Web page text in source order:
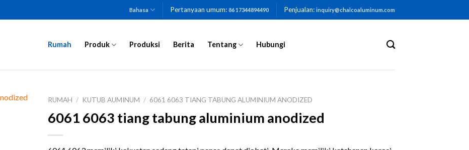
Bahasa Pertanyaan umum: 86 17344894490 Penjualan: inquiry@chalcoaluminum.com
Rumah Produk Produksi Berita Tentang Hubungi
RUMAH / KUTUB AUMINUM / 6061 6063 TIANG TABUNG ALUMINIUM ANODIZED
6061 6063 tiang tabung aluminium anodized